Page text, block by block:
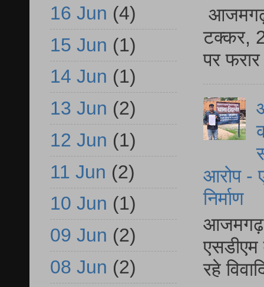
आजमगढ़
टक्कर,
पर
आरोप -
निर्माण
आजमगढ़
एसडीएम
रहे
16 Jun (4)
15 Jun (1)
14 Jun (1)
13 Jun (2)
12 Jun (1)
11 Jun (2)
10 Jun (1)
09 Jun (2)
08 Jun (2)